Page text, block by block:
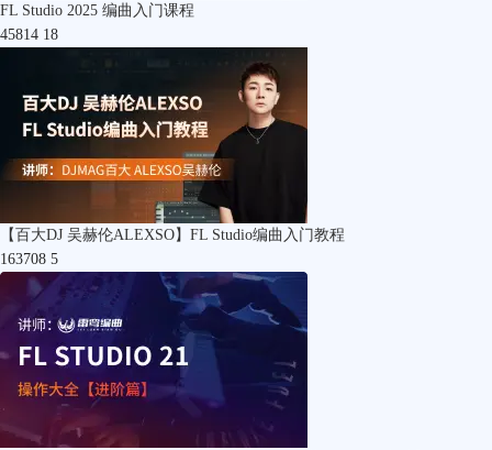
FL Studio 2025 编曲入门课程
45814 18
【百大DJ 吴赫伦ALEXSO】FL Studio编曲入门教程
163708 5